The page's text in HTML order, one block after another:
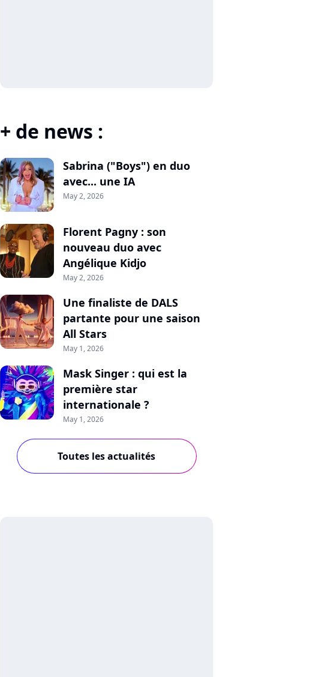
+ de news :
Sabrina ("Boys") en duo
avec... une IA
May 2, 2026
Florent Pagny : son
nouveau duo avec
Angélique Kidjo
May 2, 2026
Une finaliste de DALS
partante pour une saison
All Stars
May 1, 2026
Mask Singer : qui est la
première star
internationale ?
May 1, 2026
Toutes les actualités